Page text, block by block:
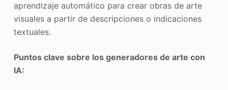
aprendizaje automático para crear obras de arte
visuales a partir de descripciones o indicaciones
textuales.
Puntos clave sobre los generadores de arte con
IA: